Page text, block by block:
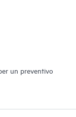
un preventivo